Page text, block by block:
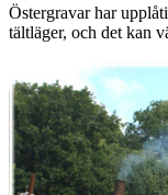
Östergravar har
tältläger, och det kan